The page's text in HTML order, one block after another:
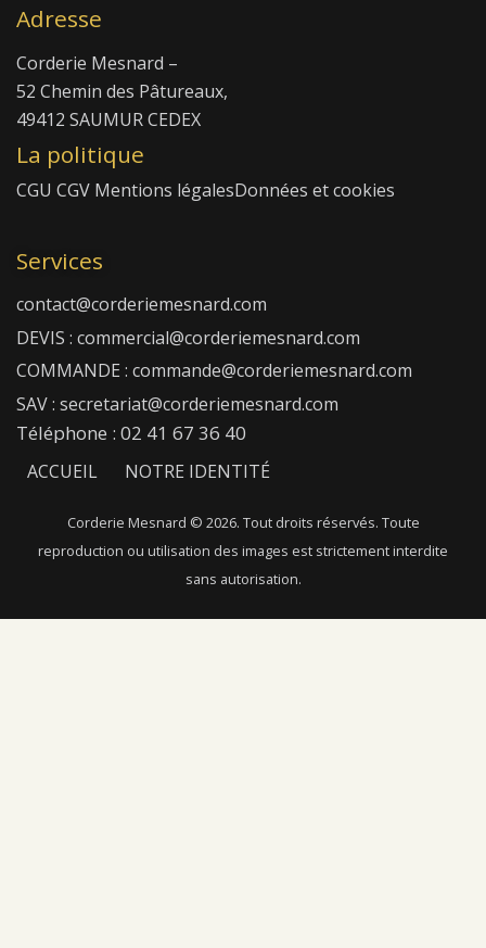
Adresse
Corderie Mesnard –
52 Chemin des Pâtureaux,
49412 SAUMUR CEDEX
La politique
CGU CGV Mentions légalesDonnées et cookies
Services
contact@corderiemesnard.com
DEVIS : commercial@corderiemesnard.com
COMMANDE : commande@corderiemesnard.com
SAV : secretariat@corderiemesnard.com
Téléphone : 02 41 67 36 40
ACCUEIL
NOTRE IDENTITÉ
NOTRE SAVOIR-FAIRE
NOS FIBRES
NOTRE CATALOGUE
NOUS CONTACTER
Corderie Mesnard © 2026. Tout droits réservés. Toute
reproduction ou utilisation des images est strictement interdite
sans autorisation.